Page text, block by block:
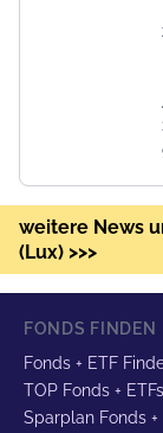
weitere News
(Lux) >>>
FONDS FINDEN
Fonds + ETF
TOP Fonds + ETFs
Sparplan Fonds +